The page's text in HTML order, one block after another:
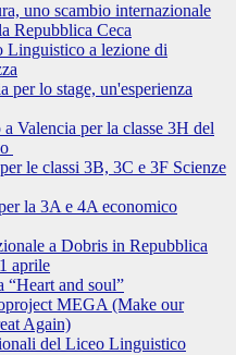
uno scambio internazionale
Repubblica Ceca
a lezione di
per lo stage, un'esperienza
Valencia per la classe 3H del
le classi 3B, 3C e 3F Scienze
la 3A e 4A economico
a Dobris in Repubblica
aprile
“Heart and soul”
MEGA (Make our
Again)
del Liceo Linguistico